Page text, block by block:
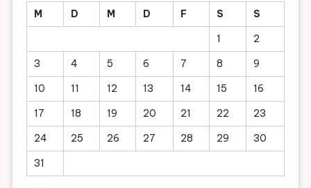
M
D M D F S
S
1
2
3
4 5 6 7 8
9
10
11 12 13 14 15
16
17
18 19 20 21 22
23
24
25 26 27 28 29
30
31